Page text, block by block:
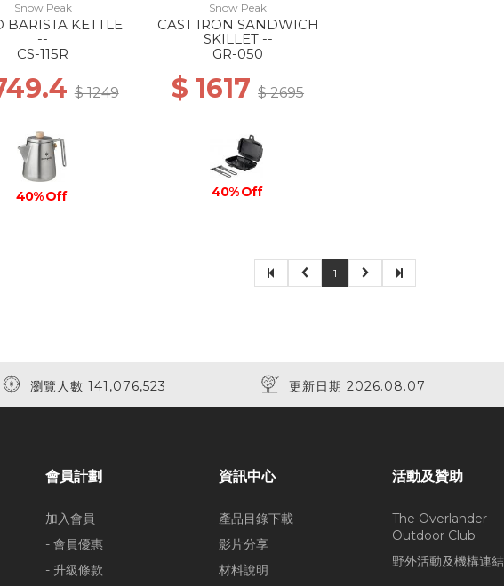
Snow Peak
BARISTA KETTLE
--
CS-115R
$ 1249
40% Off
Snow Peak
CAST IRON SANDWICH
SKILLET --
GR-050
$ 1617$ 2695
40% Off
1
瀏覽人數 141,076,523 更新日期 2026.08.07
會員計劃
加入會員
- 會員優惠
- 升級條款
資訊中心
產品目錄下載
影片分享
材料說明
活動及贊助
The Overlander
Outdoor Club
野外活動及機構連結